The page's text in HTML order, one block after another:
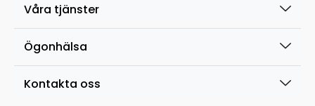
Våra tjänster
Ögonhälsa
Kontakta oss